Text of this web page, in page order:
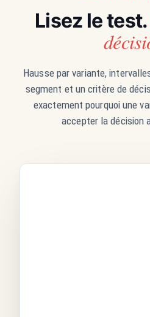
Lisez le test.
Hausse par variante,
segment et un critère de
exactement pourquoi une
accepter la décision